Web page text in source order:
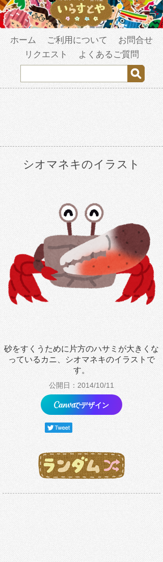
ホーム ご利用について
お問合せ
リクエスト
よくあるご質問
シオマネキのイラスト
砂をすくうために片方のハサミが大きくな
っているカニ、シオマネキのイラストで
す。
公開日：2014/10/11
でデザイン